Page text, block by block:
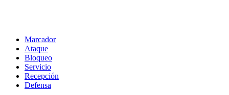
Marcador
Ataque
Bloqueo
Servicio
Recepción
Defensa